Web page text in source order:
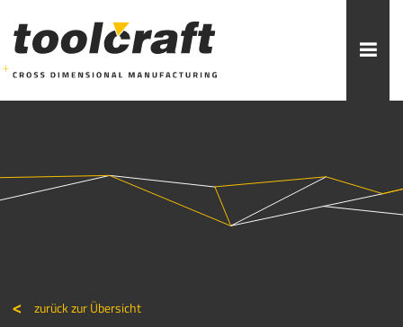
zurück zur Übersicht
ADDITIVE FERTIGUNG ROBOTIK ZERSPANUNG
STELLENANGEBOTE